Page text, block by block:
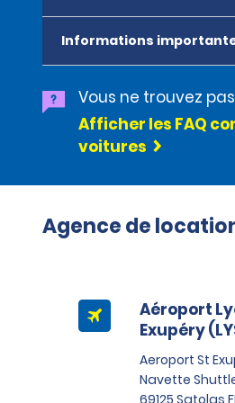
Informations
Vous ne trouvez
Afficher les FAQ
voitures
Agence de
Aéroport
Exupéry
Aeroport St
Navette
69125 Satolas